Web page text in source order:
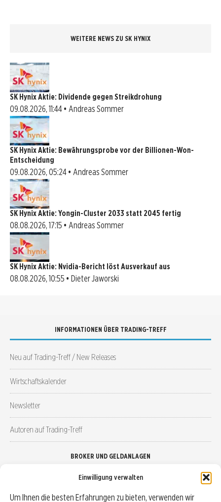
Einwilligung verwalten
Um Ihnen die besten Erfahrungen zu bieten, verwenden wir
WEITERE NEWS ZU SK HYNIX
SK Hynix Aktie: Dividende gegen Streikdrohung
09.08.2026, 11:44 • Andreas Sommer
SK Hynix Aktie: Bewährungsprobe vor der Billionen-Won-
Entscheidung
09.08.2026, 05:24 • Andreas Sommer
SK Hynix Aktie: Yongin-Cluster 2033 statt 2045 fertig
08.08.2026, 17:15 • Andreas Sommer
SK Hynix Aktie: Nvidia-Bericht löst Ausverkauf aus
08.08.2026, 10:55 • Dieter Jaworski
INFORMATIONEN ÜBER TRADING-TREFF
Neu auf Trading-Treff / New Releases
Wirtschaftskalender
Newsletter
Autoren auf Trading-Treff
BROKER UND GELDANLAGEN